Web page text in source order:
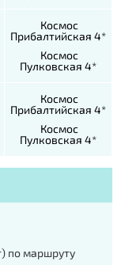
Космос
Прибалтийская 4*
Космос
Пулковская 4*
Космос
Прибалтийская 4*
Космос
Пулковская 4*
по маршруту